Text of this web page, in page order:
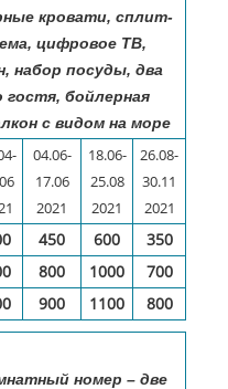
кровати, сплит-
цифровое ТВ,
набор посуды, два
гостя, бойлерная
с видом на море
04.06-
17.06
2021
18.06-
25.08
2021
26.08-
30.11
2021
450 600
350
800 1000
700
900 1100 800
номер – две